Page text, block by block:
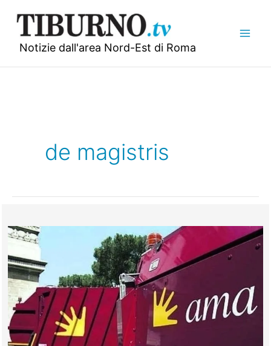
contenuto
Notizie dall'area Nord-Est di Roma
de magistris